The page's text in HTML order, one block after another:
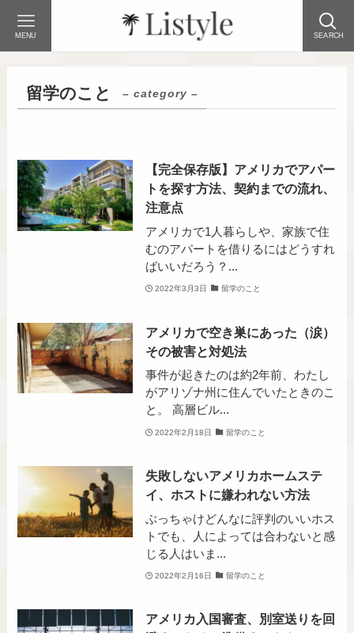
SEARCH
MENU
留学のこと – category –
【完全保存版】アメリカでアパー
トを探す方法、契約までの流れ、
注意点
アメリカで1人暮らしや、家族で住
むのアパートを借りるにはどうすれ
ばいいだろう？...
2022年3月3日 留学のこと
アメリカで空き巣にあった（涙）
その被害と対処法
事件が起きたのは約2年前、わたし
がアリゾナ州に住んでいたときのこ
と。 高層ビル...
2022年2月18日 留学のこと
失敗しないアメリカホームステ
イ、ホストに嫌われない方法
ぶっちゃけどんなに評判のいいホス
トでも、人によっては合わないと感
じる人はいま...
2022年2月16日 留学のこと
アメリカ入国審査、別室送りを回